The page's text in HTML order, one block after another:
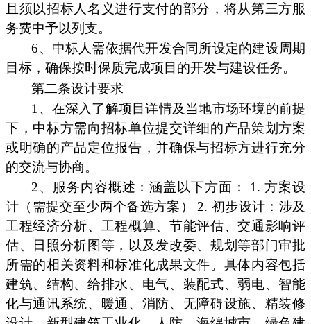
且须以招标人名义进行支付的部分，将从第三方服
务费中予以列支。
6、中标人需依据代开发合同所设定的建设周期
目标，确保按时保质完成项目的开发与建设任务。
第二条设计要求
1、在深入了解项目详情及当地市场环境的前提
下，中标方需向招标单位提交详细的产品策划方案
或明确的产品定位报告，并确保与招标方进行充分
的交流与协商。
2、服务内容概述：涵盖以下方面： 1. 方案设
计（需提交至少两个备选方案） 2. 初步设计：涉及
工程经济分析、工程概算、节能评估、交通影响评
估、日照分析图等，以及发改委、规划等部门审批
所需的相关资料和标准化成果文件。具体内容包括
建筑、结构、给排水、电气、装配式、弱电、智能
化与通讯系统、暖通、消防、无障碍设施、精装修